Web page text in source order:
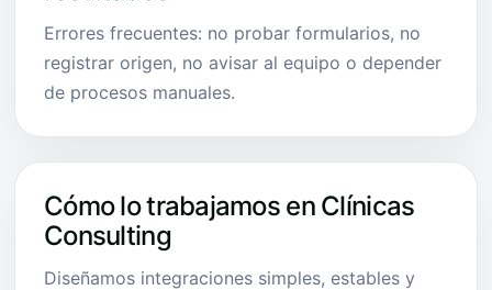
Errores frecuentes: no probar formularios, no
registrar origen, no avisar al equipo o depender
de procesos manuales.
Cómo lo trabajamos en Clínicas
Consulting
Diseñamos integraciones simples, estables y